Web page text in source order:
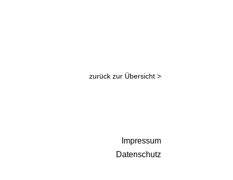
zurück zur Übersicht >
Impressum
Datenschutz